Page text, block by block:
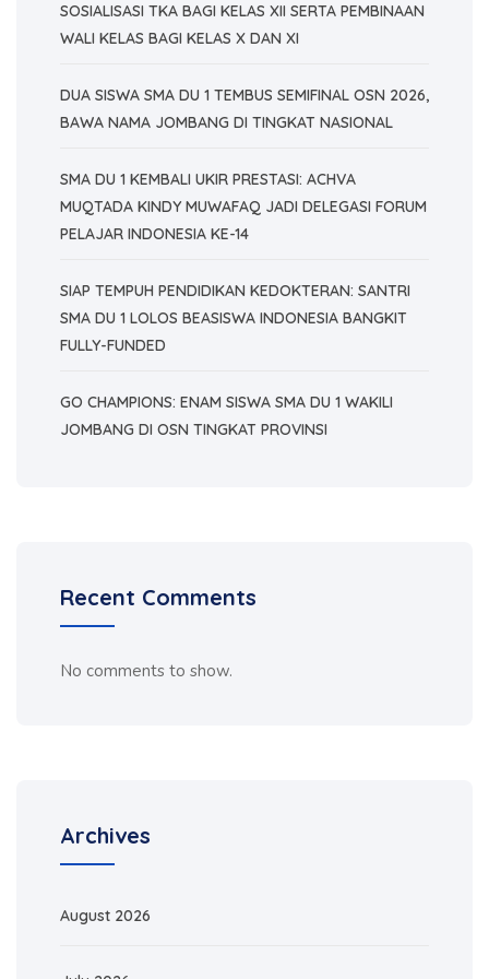
SOSIALISASI TKA BAGI KELAS XII SERTA PEMBINAAN
WALI KELAS BAGI KELAS X DAN XI
DUA SISWA SMA DU 1 TEMBUS SEMIFINAL OSN 2026,
BAWA NAMA JOMBANG DI TINGKAT NASIONAL
SMA DU 1 KEMBALI UKIR PRESTASI: ACHVA
MUQTADA KINDY MUWAFAQ JADI DELEGASI FORUM
PELAJAR INDONESIA KE-14
SIAP TEMPUH PENDIDIKAN KEDOKTERAN: SANTRI
SMA DU 1 LOLOS BEASISWA INDONESIA BANGKIT
FULLY-FUNDED
GO CHAMPIONS: ENAM SISWA SMA DU 1 WAKILI
JOMBANG DI OSN TINGKAT PROVINSI
Recent Comments
No comments to show.
Archives
August 2026